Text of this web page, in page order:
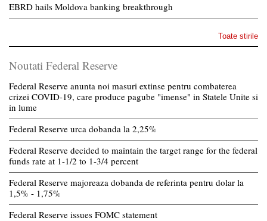
EBRD hails Moldova banking breakthrough
Toate stirile
Noutati Federal Reserve
Federal Reserve anunta noi masuri extinse pentru combaterea
crizei COVID-19, care produce pagube "imense" in Statele Unite si
in lume
Federal Reserve urca dobanda la 2,25%
Federal Reserve decided to maintain the target range for the federal
funds rate at 1-1/2 to 1-3/4 percent
Federal Reserve majoreaza dobanda de referinta pentru dolar la
1,5% - 1,75%
Federal Reserve issues FOMC statement